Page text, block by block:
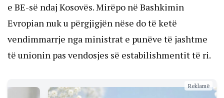
e BE-së ndaj Kosovës. Mirëpo në Bashkimin
Evropian nuk u përgjigjën nëse do të ketë
vendimmarrje nga ministrat e punëve të jashtme
të unionin pas vendosjes së estabilishmentit të ri.
Reklamë